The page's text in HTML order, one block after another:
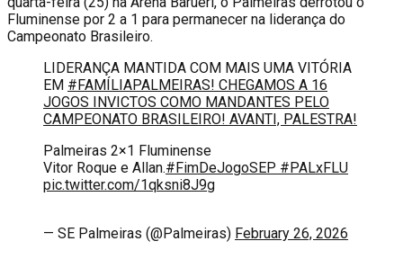
Fluminense por 2 a 1 para permanecer na liderança do
Campeonato Brasileiro.
LIDERANÇA MANTIDA COM MAIS UMA VITÓRIA
EM #FAMÍLIAPALMEIRAS! CHEGAMOS A 16
JOGOS INVICTOS COMO MANDANTES PELO
CAMPEONATO BRASILEIRO! AVANTI, PALESTRA!
Palmeiras 2×1 Fluminense
Vitor Roque e Allan.#FimDeJogoSEP #PALxFLU
pic.twitter.com/1qksni8J9g
— SE Palmeiras (@Palmeiras) February 26, 2026